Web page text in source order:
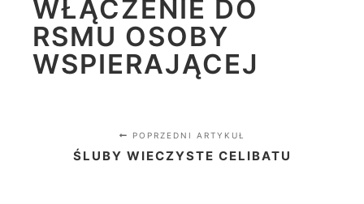
WŁĄCZENIE DO
RSMU OSOBY
WSPIERAJĄCEJ
POPRZEDNI ARTYKUŁ
ŚLUBY WIECZYSTE CELIBATU